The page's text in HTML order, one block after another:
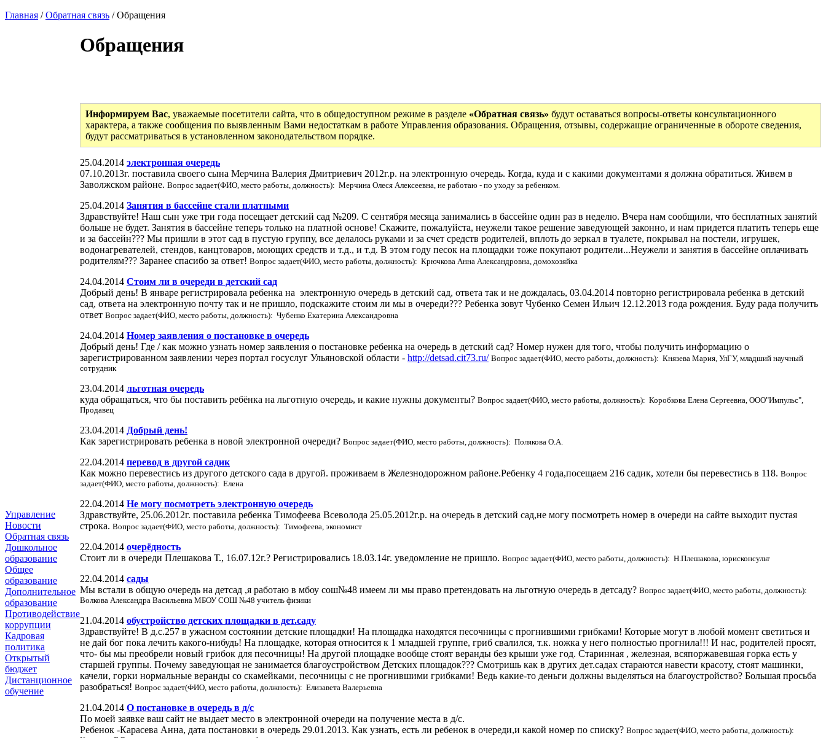
Главная /Обратная связь / Обращения
Управление
Новости
Обратная связь
Дошкольное
образование
Общее
образование
Дополнительное
образование
Противодействие
коррупции
Кадровая
политика
Открытый
бюджет
Дистанционное
обучение
Обращения
Информируем Вас, уважаемые посетители сайта, что в общедоступном режиме в разделе «Обратная связь» будут оставаться вопросы-ответы консультационного
характера, а также сообщения по выявленным Вами недостаткам в работе Управления образования. Обращения, отзывы, содержащие ограниченные в обороте сведения,
будут рассматриваться в установленном законодательством порядке.
25.04.2014 электронная очередь
07.10.2013г. поставила своего сына Мерчина Валерия Дмитриевич 2012г.р. на электронную очередь. Когда, куда и с какими документами я должна обратиться. Живем в
Заволжском районе. Вопрос задает(ФИО, место работы, должность): Мерчина Олеся Алексеевна, не работаю - по уходу за ребенком.
25.04.2014 Занятия в бассейне стали платными
Здравствуйте! Наш сын уже три года посещает детский сад №209. С сентября месяца занимались в бассейне один раз в неделю. Вчера нам сообщили, что бесплатных занятий
больше не будет. Занятия в бассейне теперь только на платной основе! Скажите, пожалуйста, неужели такое решение заведующей законно, и нам придется платить теперь еще
и за бассейн??? Мы пришли в этот сад в пустую группу, все делалось руками и за счет средств родителей, вплоть до зеркал в туалете, покрывал на постели, игрушек,
водонагревателей, стендов, канцтоваров, моющих средств и т.д., и т.д. В этом году песок на площадки тоже покупают родители...Неужели и занятия в бассейне оплачивать
родителям??? Заранее спасибо за ответ! Вопрос задает(ФИО, место работы, должность): Крючкова Анна Александровна, домохозяйка
24.04.2014 Стоим ли в очереди в детский сад
Добрый день! В январе регистрировала ребенка на электронную очередь в детский сад, ответа так и не дождалась, 03.04.2014 повторно регистрировала ребенка в детский
сад, ответа на электронную почту так и не пришло, подскажите стоим ли мы в очереди??? Ребенка зовут Чубенко Семен Ильич 12.12.2013 года рождения. Буду рада получить
ответ Вопрос задает(ФИО, место работы, должность): Чубенко Екатерина Александровна
24.04.2014 Номер заявления о постановке в очередь
Добрый день! Где / как можно узнать номер заявления о постановке ребенка на очередь в детский сад? Номер нужен для того, чтобы получить информацию о
зарегистрированном заявлении через портал госуслуг Ульяновской области - http://detsad.cit73.ru/ Вопрос задает(ФИО, место работы, должность): Князева Мария, УлГУ, младший научный
сотрудник
23.04.2014 льготная очередь
куда обращаться, что бы поставить ребёнка на льготную очередь, и какие нужны документы? Вопрос задает(ФИО, место работы, должность): Коробкова Елена Сергеевна, ООО"Импульс",
Продавец
23.04.2014 Добрый день!
Как зарегистрировать ребенка в новой электронной очереди? Вопрос задает(ФИО, место работы, должность): Полякова О.А.
22.04.2014 перевод в другой садик
Как можно перевестись из другого детского сада в другой. проживаем в Железнодорожном районе.Ребенку 4 года,посещаем 216 садик, хотели бы перевестись в 118. Вопрос
задает(ФИО, место работы, должность): Елена
22.04.2014 Не могу посмотреть электронную очередь
Здравствуйте, 25.06.2012г. поставила ребенка Тимофеева Всеволода 25.05.2012г.р. на очередь в детский сад,не могу посмотреть номер в очереди на сайте выходит пустая
строка. Вопрос задает(ФИО, место работы, должность): Тимофеева, экономист
22.04.2014 очерёдность
Стоит ли в очереди Плешакова Т., 16.07.12г.? Регистрировались 18.03.14г. уведомление не пришло. Вопрос задает(ФИО, место работы, должность): Н.Плешакова, юрисконсульт
22.04.2014 сады
Мы встали в общую очередь на детсад ,я работаю в мбоу сош№48 имеем ли мы право претендовать на льготную очередь в детсаду? Вопрос задает(ФИО, место работы, должность):
Волкова Александра Васильевна МБОУ СОШ №48 учитель физики
21.04.2014 обустройство детских площадки в дет.саду
Здравствуйте! В д.с.257 в ужасном состоянии детские площадки! На площадка находятся песочницы с прогнившими грибками! Которые могут в любой момент светиться и
не дай бог пока лечить какого-нибудь! На площадке, которая относится к 1 младшей группе, гриб свалился, т.к. ножка у него полностью прогнила!!! И нас, родителей просят,
что- бы мы преобрели новый грибок для песочницы! На другой площадке вообще стоят веранды без крыши уже год. Старинная , железная, всяпоржавевшая горка есть у
старшей группы. Почему заведующая не занимается благоустройством Детских площадок??? Смотришь как в других дет.садах стараются навести красоту, стоят машинки,
качели, горки нормальные веранды со скамейками, песочницы с не прогнившими грибками! Ведь какие-то деньги должны выделяться на благоустройство? Большая просьба
разобраться! Вопрос задает(ФИО, место работы, должность): Елизавета Валерьевна
21.04.2014 О постановке в очередь в д/с
По моей заявке ваш сайт не выдает место в электронной очереди на получение места в д/с.
Ребенок -Карасева Анна, дата постановки в очередь 29.01.2013. Как узнать, есть ли ребенок в очереди,и какой номер по списку? Вопрос задает(ФИО, место работы, должность):